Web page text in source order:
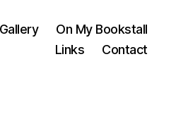
Gallery
On My Bookstall
Links
Contact